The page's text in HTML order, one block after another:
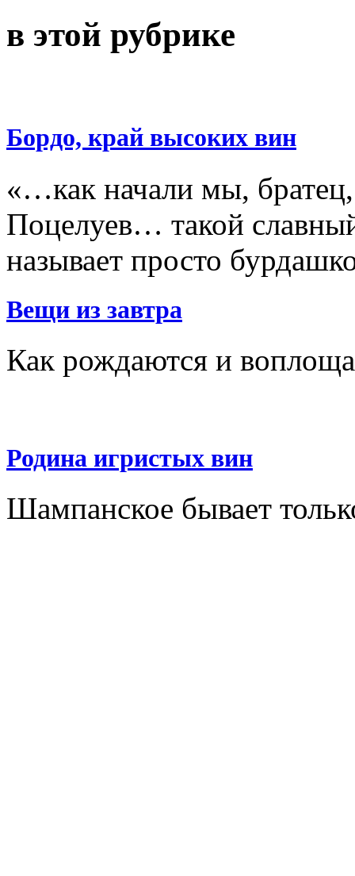
в этой рубрике
Бордо, край высоких вин
«…как начали мы,
Поцелуев… такой
называет просто
Вещи из завтра
Как рождаются и
Родина игристых вин
Шампанское бывает